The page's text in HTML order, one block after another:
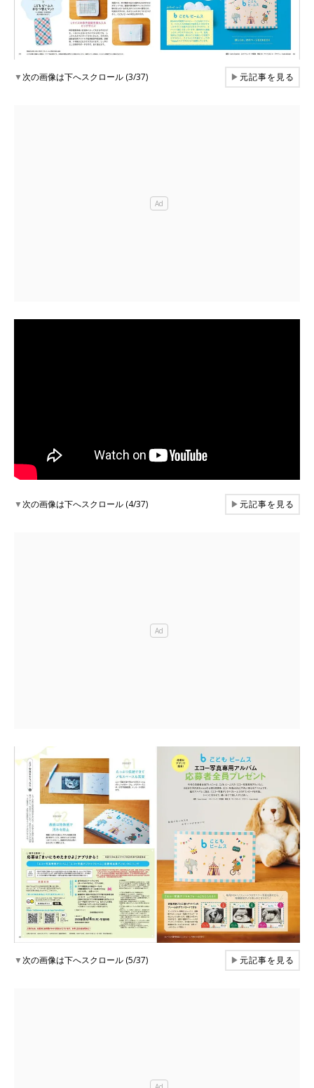
▼次の画像は下へスクロール (3/37) ▶元記事を見る
▼次の画像は下へスクロール (4/37) ▶元記事を見る
▼次の画像は下へスクロール (5/37) ▶元記事を見る